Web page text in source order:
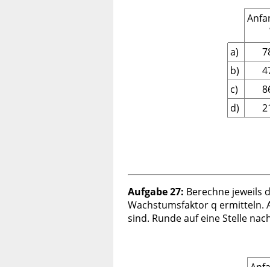
a)
b)
c)
d)
Aufgabe 27: Berechne jeweils
Wachstumsfaktor q ermitteln.
sind. Runde auf eine Stelle